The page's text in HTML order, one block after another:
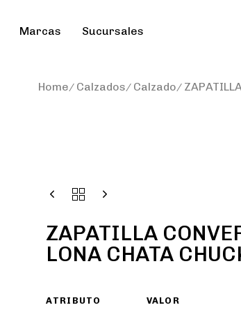
Marcas Sucursales
Home Calzados Calzado
ZAPATILLA
LONA CHATA
ATRIBUTO VALOR